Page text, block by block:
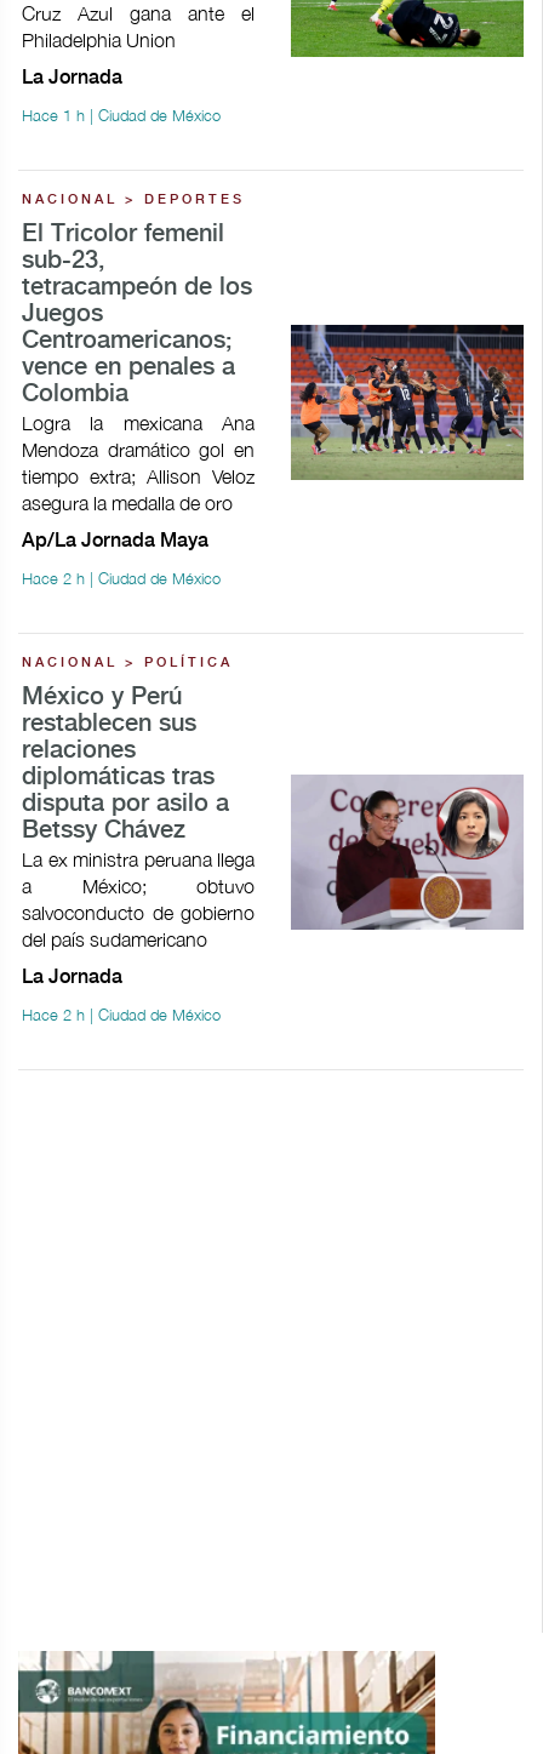
Cruz Azul gana ante el
Philadelphia Union
La Jornada
Hace 1 h | Ciudad de México
NACIONAL > DEPORTES
El Tricolor femenil
sub-23,
tetracampeón de los
Juegos
Centroamericanos;
vence en penales a
Colombia
Logra la mexicana Ana
Mendoza dramático gol en
tiempo extra; Allison Veloz
asegura la medalla de oro
Ap/La Jornada Maya
Hace 2 h | Ciudad de México
NACIONAL > POLÍTICA
México y Perú
restablecen sus
relaciones
diplomáticas tras
disputa por asilo a
Betssy Chávez
La ex ministra peruana llega
a México; obtuvo
salvoconducto de gobierno
del país sudamericano
La Jornada
Hace 2 h | Ciudad de México